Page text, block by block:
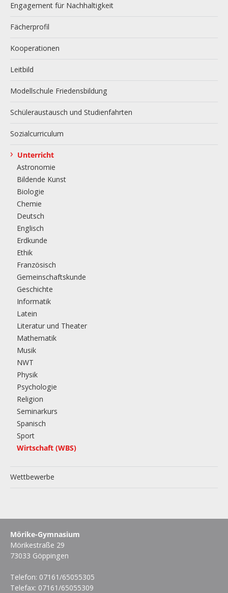
Engagement für Nachhaltigkeit
Fächerprofil
Kooperationen
Leitbild
Modellschule Friedensbildung
Schüleraustausch und Studienfahrten
Sozialcurriculum
› Unterricht
Astronomie
Bildende Kunst
Biologie
Chemie
Deutsch
Englisch
Erdkunde
Ethik
Französisch
Gemeinschaftskunde
Geschichte
Informatik
Latein
Literatur und Theater
Mathematik
Musik
NWT
Physik
Psychologie
Religion
Seminarkurs
Spanisch
Sport
Wirtschaft (WBS)
Wettbewerbe
Mörike-Gymnasium
Mörikestraße 29
73033 Göppingen
Telefon: 07161/65055305
Telefax: 07161/65055309